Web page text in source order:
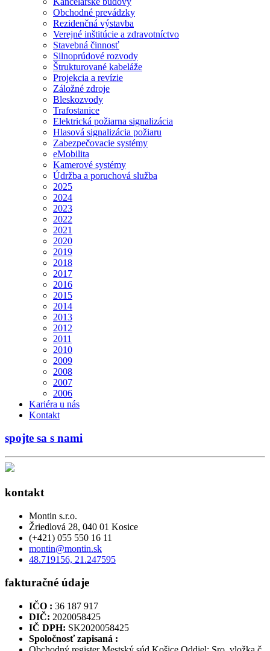
Obchodné prevádzky
Rezidenčná výstavba
Verejné inštitúcie a zdravotníctvo
Stavebná činnosť
Silnoprúdové rozvody
Štrukturované kabeláže
Projekcia a revízie
Záložné zdroje
Bleskozvody
Trafostanice
Elektrická požiarna signalizácia
Hlasová signalizácia požiaru
Zabezpečovacie systémy
eMobilita
Kamerové systémy
Údržba a poruchová služba
2025
2024
2023
2022
2021
2020
2019
2018
2017
2016
2015
2014
2013
2012
2011
2010
2009
2008
2007
2006
Kariéra u nás
Kontakt
spojte sa s nami
kontakt
Montin s.r.o.
Žriedlová 28, 040 01 Kosice
(+421) 055 550 16 11
montin@montin.sk
48.719156, 21.247595
fakturačné údaje
IČO : 36 187 917
DIČ: 2020058425
IČ DPH: SK2020058425
Spoločnosť zapisaná :